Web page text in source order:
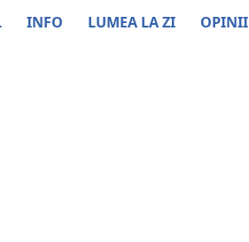
INFO LUMEA LA ZI OPINII